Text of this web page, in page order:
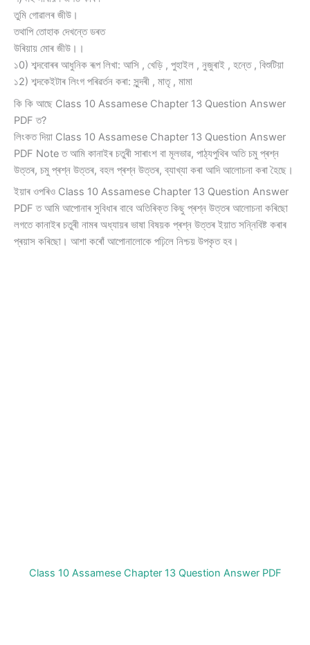
তুমি গোৱালৰ জীউ।
তথাপি তোহাক দেখন্তে ডৰত
উৰিয়ায় মোৰ জীউ।।
১0) শব্দবােৰৰ আধুনিক ৰূপ লিখা: আসি , খেড়ি , পুহাইল , নুজুৰাই , হন্তে , বিশুটিয়া
১2) শব্দকেইটাৰ লিংগ পৰিৱৰ্তন কৰা: সুন্দৰী , মাতৃ , মামা
কি কি আছে Class 10 Assamese Chapter 13 Question Answer
PDF ত?
লিংকত দিয়া Class 10 Assamese Chapter 13 Question Answer
PDF Note ত আমি কানাইৰ চতুৰী সাৰাংশ বা মূলভাৱ, পাঠ্যপুথিৰ অতি চমু প্ৰশ্ন
উত্তৰ, চমু প্ৰশ্ন উত্তৰ, বহল প্ৰশ্ন উত্তৰ, ব্যাখ্যা কৰা আদি আলোচনা কৰা হৈছে।
ইয়াৰ ওপৰিও Class 10 Assamese Chapter 13 Question Answer
PDF ত আমি আপোনাৰ সুবিধাৰ বাবে অতিৰিক্ত কিছু প্ৰশ্ন উত্তৰ আলোচনা কৰিছো
লগতে কানাইৰ চতুৰী নামৰ অধ্যায়ৰ ভাষা বিষয়ক প্ৰশ্ন উত্তৰ ইয়াত সন্নিবিষ্ট কৰাৰ
প্ৰয়াস কৰিছো। আশা কৰোঁ আপোনালোকে পঢ়িলে নিশ্চয় উপকৃত হব।
Class 10 Assamese Chapter 13 Question Answer PDF